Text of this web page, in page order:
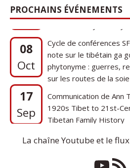
PROCHAINS ÉVÉNEMENTS
Sep
1920s Tibet to 21st-
Tibetan Family History
08
Oct
note sur le tibétain ga
phytonyme : guerres,
sur les routes de la soie
17
Sep
1920s Tibet to 21st-
Tibetan Family History
La chaîne Youtube et le flux